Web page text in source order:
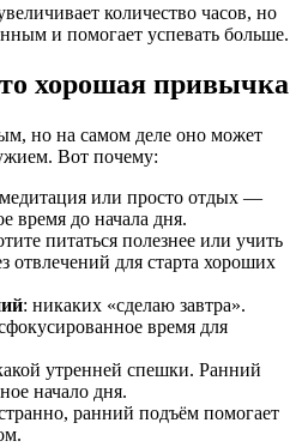
количество часов, но
и помогает успевать больше.
хорошая привычка
но на самом деле оно может
Вот почему:
медитация или просто отдых —
время до начала дня.
питаться полезнее или учить
отвлечений для старта хороших
: никаких «сделаю завтра».
время для
утренней спешки. Ранний
начало дня.
ранний подъём помогает